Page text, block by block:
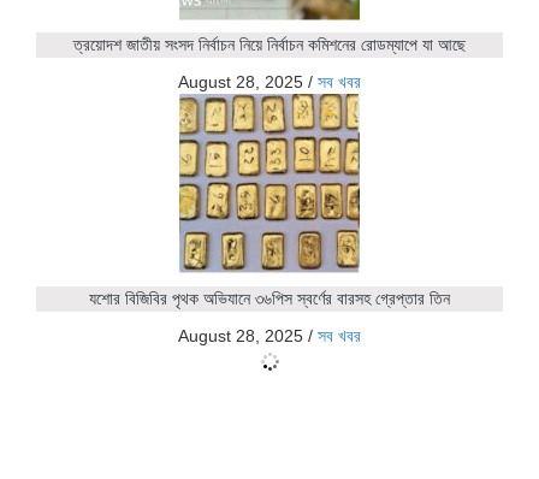
ত্রয়োদশ জাতীয় সংসদ নির্বাচন নিয়ে নির্বাচন কমিশনের রোডম্যাপে যা আছে
August 28, 2025 / সব খবর
যশোর বিজিবির পৃথক অভিযানে ৩৬পিস স্বর্ণের বারসহ গ্রেপ্তার তিন
August 28, 2025 / সব খবর